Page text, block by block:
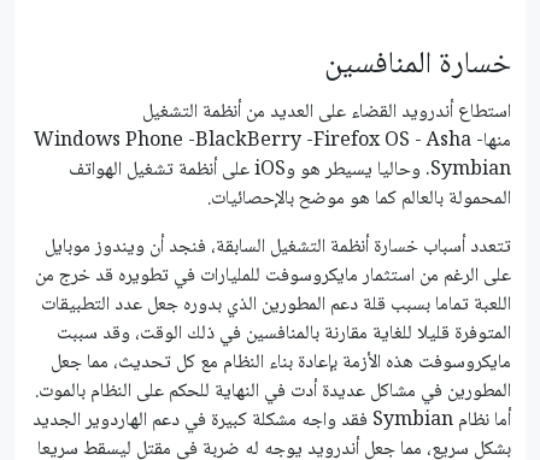
خسارة المنافسين
استطاع أندرويد القضاء على العديد من أنظمة التشغيل
منهاWindows Phone -BlackBerry -Firefox OS - Asha -
Symbian. وحاليا يسيطر هو وiOS على أنظمة تشغيل الهواتف
المحمولة بالعالم كما هو موضح بالإحصائيات.
تتعدد أسباب خسارة أنظمة التشغيل السابقة، فنجد أن ويندوز موبايل
على الرغم من استثمار مايكروسوفت للمليارات في تطويره قد خرج من
اللعبة تماما بسبب قلة دعم المطورين الذي بدوره جعل عدد التطبيقات
المتوفرة قليلا للغاية مقارنة بالمنافسين في ذلك الوقت، وقد سببت
مايكروسوفت هذه الأزمة بإعادة بناء النظام مع كل تحديث، مما جعل
المطورين في مشاكل عديدة أدت في النهاية للحكم على النظام بالموت.
أما نظام Symbian فقد واجه مشكلة كبيرة في دعم الهاردوير الجديد
بشكل سريع، مما جعل أندرويد يوجه له ضربة في مقتل ليسقط سريعا